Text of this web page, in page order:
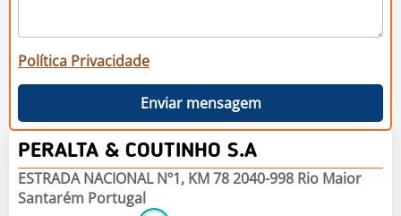
Política Privacidade
Enviar mensagem
PERALTA & COUTINHO S.A
ESTRADA NACIONAL Nº1, KM 78 2040-998 Rio Maior
Santarém Portugal